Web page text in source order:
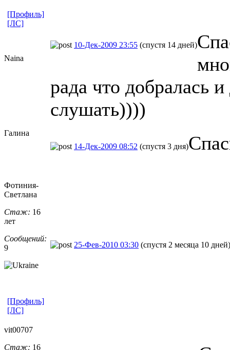
[Профиль]
[ЛС]
Naina
10-Дек-2009 23:55 (спустя 14 дней)
рада что добралась
слушать))))
Галина
14-Дек-2009 08:52 (спустя 3 дня)
Фотиния-
Свет​лана
Стаж: 16
лет
Сообщений:
9
25-Фев-2010 03:30 (спустя 2 месяца 10 дней)
[Профиль]
[ЛС]
vit00707
Стаж: 16